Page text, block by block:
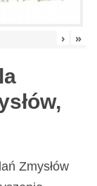
› »
Zmysłów